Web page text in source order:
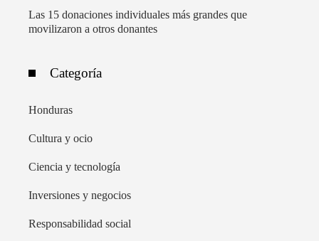
Las 15 donaciones individuales más grandes que
movilizaron a otros donantes
Categoría
Honduras
Cultura y ocio
Ciencia y tecnología
Inversiones y negocios
Responsabilidad social